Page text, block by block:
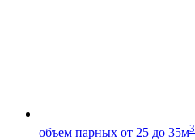
объем парных от 25 до 35м3